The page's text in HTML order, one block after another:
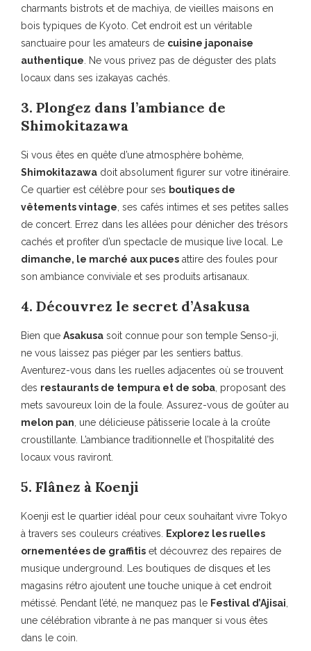
charmants bistrots et de machiya, de vieilles maisons en
bois typiques de Kyoto. Cet endroit est un véritable
sanctuaire pour les amateurs de cuisine japonaise
authentique. Ne vous privez pas de déguster des plats
locaux dans ses izakayas cachés.
3. Plongez dans l’ambiance de
Shimokitazawa
Si vous êtes en quête d’une atmosphère bohème,
Shimokitazawa doit absolument figurer sur votre itinéraire.
Ce quartier est célèbre pour ses boutiques de
vêtements vintage, ses cafés intimes et ses petites salles
de concert. Errez dans les allées pour dénicher des trésors
cachés et profiter d’un spectacle de musique live local. Le
dimanche, le marché aux puces attire des foules pour
son ambiance conviviale et ses produits artisanaux.
4. Découvrez le secret d’Asakusa
Bien que Asakusa soit connue pour son temple Senso-ji,
ne vous laissez pas piéger par les sentiers battus.
Aventurez-vous dans les ruelles adjacentes où se trouvent
des restaurants de tempura et de soba, proposant des
mets savoureux loin de la foule. Assurez-vous de goûter au
melon pan, une délicieuse pâtisserie locale à la croûte
croustillante. L’ambiance traditionnelle et l’hospitalité des
locaux vous raviront.
5. Flânez à Koenji
Koenji est le quartier idéal pour ceux souhaitant vivre Tokyo
à travers ses couleurs créatives. Explorez les ruelles
ornementées de graffitis et découvrez des repaires de
musique underground. Les boutiques de disques et les
magasins rétro ajoutent une touche unique à cet endroit
métissé. Pendant l’été, ne manquez pas le Festival d’Ajisai,
une célébration vibrante à ne pas manquer si vous êtes
dans le coin.